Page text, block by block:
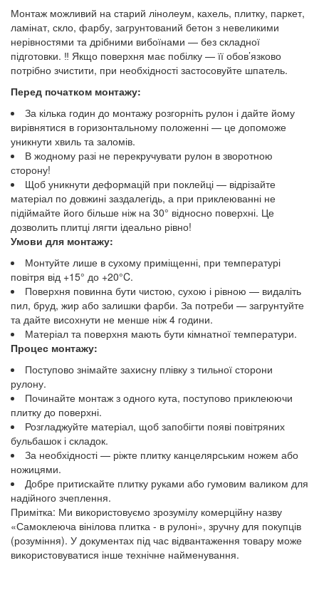
Монтаж можливий на старий лінолеум, кахель, плитку, паркет,
ламінат, скло, фарбу, загрунтований бетон з невеликими
нерівностями та дрібними вибоїнами — без складної
підготовки. ‼️ Якщо поверхня має побілку — її обов’язково
потрібно зчистити, при необхідності застосовуйте шпатель.
Перед початком монтажу:
За кілька годин до монтажу розгорніть рулон і дайте йому
вирівнятися в горизонтальному положенні — це допоможе
уникнути хвиль та заломів.
В жодному разі не перекручувати рулон в зворотною
сторону!
Щоб уникнути деформацій при поклейці — відрізайте
матеріал по довжині заздалегідь, а при приклеюванні не
підіймайте його більше ніж на 30° відносно поверхні. Це
дозволить плитці лягти ідеально рівно!
Умови для монтажу:
Монтуйте лише в сухому приміщенні, при температурі
повітря від +15° до +20°C.
Поверхня повинна бути чистою, сухою і рівною — видаліть
пил, бруд, жир або залишки фарби. За потреби — загрунтуйте
та дайте висохнути не менше ніж 4 години.
Матеріал та поверхня мають бути кімнатної температури.
Процес монтажу:
Поступово знімайте захисну плівку з тильної сторони
рулону.
Починайте монтаж з одного кута, поступово приклеюючи
плитку до поверхні.
Розгладжуйте матеріал, щоб запобігти появі повітряних
бульбашок і складок.
За необхідності — ріжте плитку канцелярським ножем або
ножицями.
Добре притискайте плитку руками або гумовим валиком для
надійного зчеплення.
Примітка: Ми використовуємо зрозумілу комерційну назву
«Самоклеюча вінілова плитка - в рулоні», зручну для покупців
(розуміння). У документах під час відвантаження товару може
використовуватися інше технічне найменування.